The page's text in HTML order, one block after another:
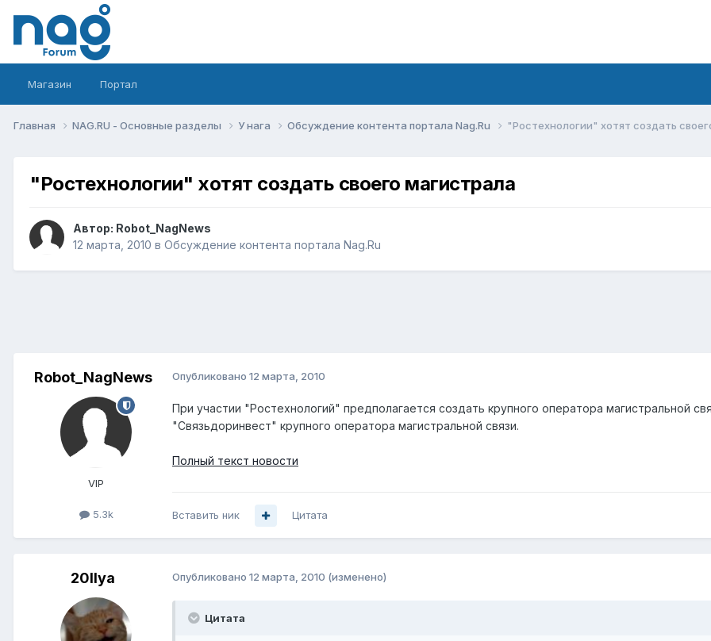
Магазин Портал
Главная NAG.RU - Основные разделы У нага Обсуждение контента портала Nag.Ru "Ростехнологии" хотят создать
"Ростехнологии" хотят создать своего магистрала
Автор: Robot_NagNews
12 марта, 2010 в Обсуждение контента портала Nag.Ru
Robot_NagNews
VIP
5.3k
Опубликовано 12 марта, 2010
При участии "Ростехнологий" предполагается создать крупного оператора магистральной
"Связьдоринвест" крупного оператора магистральной связи.
Полный текст новости
Вставить ник Цитата
20Ilya Опубликовано 12 марта, 2010 (изменено)
Цитата